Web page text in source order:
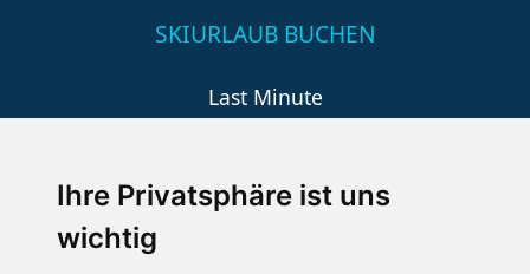
Ihre Privatsphäre ist uns
wichtig
SKIURLAUB BUCHEN
Last Minute
Wellness